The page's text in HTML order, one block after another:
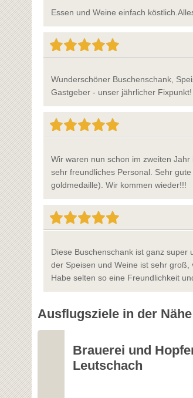
Essen und Weine einfach
Wunderschöner Buschenschank,
Gastgeber - unser jährlicher Fixpunkt!
Wir waren nun schon im zweiten
sehr freundliches Personal. Sehr
goldmedaille). Wir kommen wieder!!!
Diese Buschenschank ist ganz super
der Speisen und Weine ist sehr groß,
Habe selten so eine Freundlichkeit
Ausflugsziele in der Nähe
Brauerei und
Leutschach